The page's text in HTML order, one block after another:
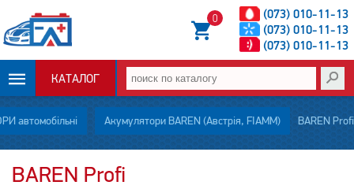
(073) 010-11-13
(073) 010-11-13
(073) 010-11-13
0
КАТАЛОГ
ОПЛАТА И
ДОСТАВКА
автомобільні Акумулятори BAREN (Австрія, FIAMM) BAREN Profi
BAREN Profi